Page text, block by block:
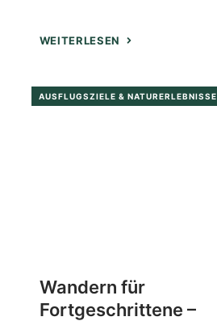
WEITERLESEN
AUSFLUGSZIELE & NATURERLEBNISSE
Wandern für
Fortgeschrittene –